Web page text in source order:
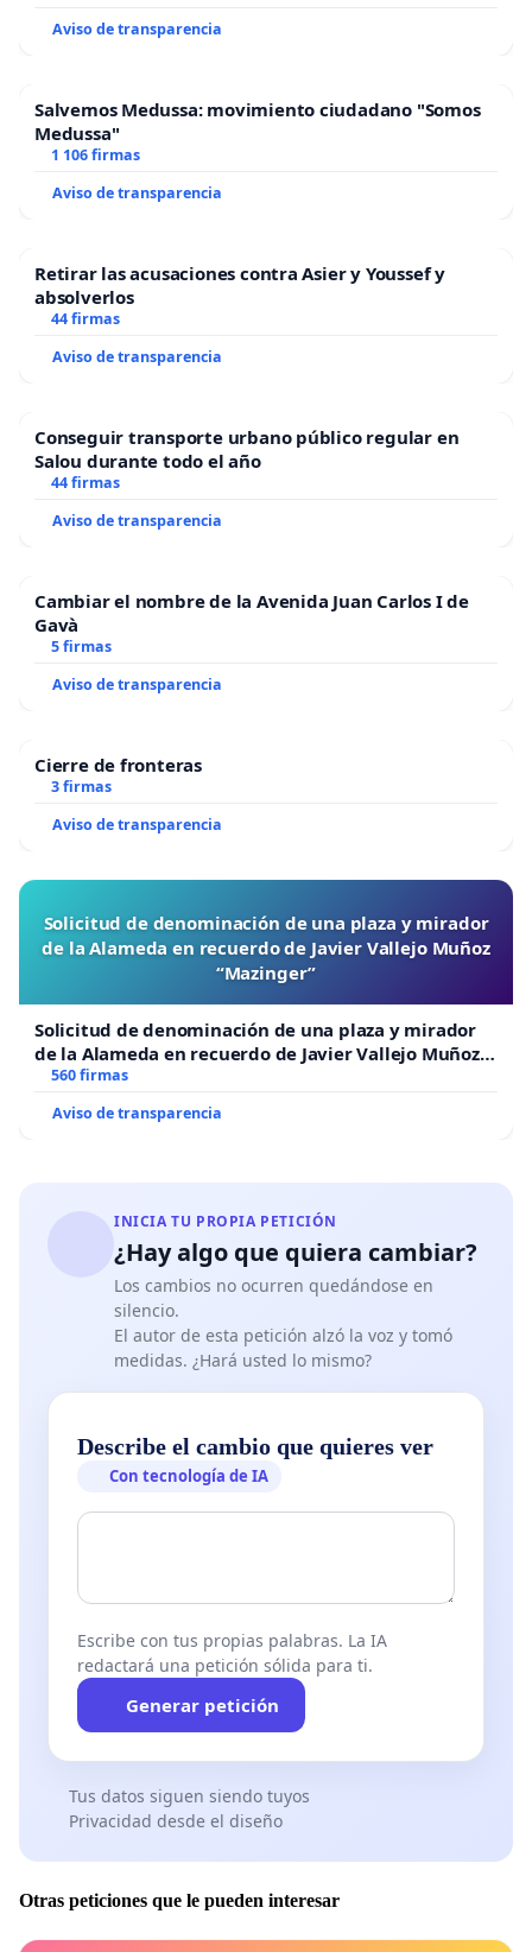
Aviso de transparencia
Salvemos Medussa: movimiento ciudadano "Somos
Medussa"
1 106 firmas
Aviso de transparencia
Retirar las acusaciones contra Asier y Youssef y
absolverlos
44 firmas
Aviso de transparencia
Conseguir transporte urbano público regular en
Salou durante todo el año
44 firmas
Aviso de transparencia
Cambiar el nombre de la Avenida Juan Carlos I de
Gavà
5 firmas
Aviso de transparencia
Cierre de fronteras
3 firmas
Aviso de transparencia
Solicitud de denominación de una plaza y mirador
de la Alameda en recuerdo de Javier Vallejo Muñoz
“Mazinger”
Solicitud de denominación de una plaza y mirador
de la Alameda en recuerdo de Javier Vallejo Muñoz
“Mazinger”
560 firmas
Aviso de transparencia
INICIA TU PROPIA PETICIÓN
¿Hay algo que quiera cambiar?
Los cambios no ocurren quedándose en
silencio.
El autor de esta petición alzó la voz y tomó
medidas. ¿Hará usted lo mismo?
Describe el cambio que quieres ver
Con tecnología de IA
Escribe con tus propias palabras. La IA
redactará una petición sólida para ti.
Generar petición
Tus datos siguen siendo tuyos
Privacidad desde el diseño
Otras peticiones que le pueden interesar